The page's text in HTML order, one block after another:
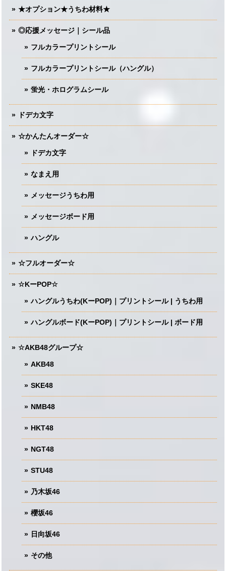
★オプション★うちわ材料★
◎応援メッセージ｜シール品
フルカラープリントシール
フルカラープリントシール（ハングル）
蛍光・ホログラムシール
ドデカ文字
☆かんたんオーダー☆
ドデカ文字
なまえ用
メッセージうちわ用
メッセージボード用
ハングル
☆フルオーダー☆
☆KーPOP☆
ハングルうちわ(KーPOP)｜プリントシール | うちわ用
ハングルボード(KーPOP)｜プリントシール | ボード用
☆AKB48グループ☆
AKB48
SKE48
NMB48
HKT48
NGT48
STU48
乃木坂46
櫻坂46
日向坂46
その他